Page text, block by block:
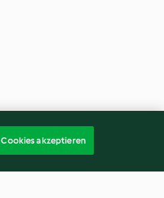
Cookies akzeptieren